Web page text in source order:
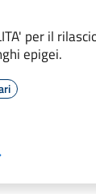
per il
epigei.